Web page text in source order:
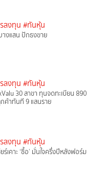
ลงทุน #ทันหุ้น
างแสน ปักธงขาย
ลงทุน #ทันหุ้น
30 สาขา ทุนจดทะเบียน 890
ค้าทันที 9 แสนราย
ลงทุน #ทันหุ้น
ร์เคาะ ‘ซื้อ’ มั่นใจครึ่งปีหลังฟอร์ม